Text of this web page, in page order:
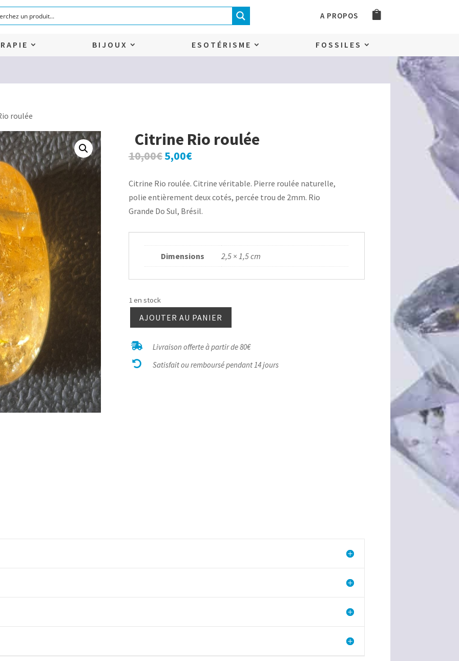
A PROPOS
BIJOUX ESOTÉRISME FOSSILES
roulée
Citrine Rio roulée
10,00€Le
initial
était :
10,00€.
5,00€Le
actuel
est :
5,00€.
Citrine Rio roulée. Citrine véritable. Pierre roulée naturelle,
polie entièrement deux cotés, percée trou de 2mm. Rio
Grande Do Sul, Brésil.
Dimensions 2,5 × 1,5 cm
1 en stock
quantité
Citrine
Rio
AJOUTER AU PANIER
 Livraison offerte à partir de 80€
 Satisfait ou remboursé pendant 14 jours